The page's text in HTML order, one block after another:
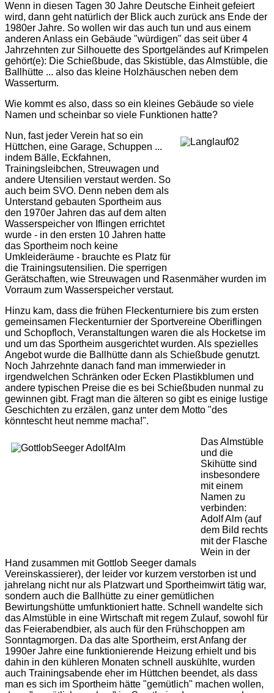
Wenn in diesen Tagen 30 Jahre Deutsche Einheit gefeiert
wird, dann geht natürlich der Blick auch zurück ans Ende der
1980er Jahre. So wollen wir das auch tun und aus einem
anderen Anlass ein Gebäude "würdigen" das seit über 4
Jahrzehnten zur Silhouette des Sportgeländes auf Krimpelen
gehört(e): Die Schießbude, das Skistüble, das Almstüble, die
Ballhütte ... also das kleine Holzhäuschen neben dem
Wasserturm.
Wie kommt es also, dass so ein kleines Gebäude so viele
Namen und scheinbar so viele Funktionen hatte?
Nun, fast jeder Verein hat so ein
Hüttchen, eine Garage, Schuppen ...
indem Bälle, Eckfahnen,
Trainingsleibchen, Streuwagen und
andere Utensilien verstaut werden. So
auch beim SVO. Denn neben dem als
Unterstand gebauten Sportheim aus
den 1970er Jahren das auf dem alten
Wasserspeicher von Iflingen errichtet
wurde - in den ersten 10 Jahren hatte
das Sportheim noch keine
Umkleideräume - brauchte es Platz für
die Trainingsutensilien. Die sperrigen
Gerätschaften, wie Streuwagen und Rasenmäher wurden im
Vorraum zum Wasserspeicher verstaut.
Hinzu kam, dass die frühen Fleckenturniere bis zum ersten
gemeinsamen Fleckenturnier der Sportvereine Oberiflingen
und Schopfloch, Veranstaltungen waren die als Hocketse im
und um das Sportheim ausgerichtet wurden. Als spezielles
Angebot wurde die Ballhütte dann als Schießbude genutzt.
Noch Jahrzehnte danach fand man immerwieder in
irgendwelchen Schränken oder Ecken Plastikblumen und
andere typischen Preise die es bei Schießbuden nunmal zu
gewinnen gibt. Fragt man die älteren so gibt es einige lustige
Geschichten zu erzälen, ganz unter dem Motto "des
könntescht heut nemme macha!".
Das Almstüble
und die
Skihütte sind
insbesondere
mit einem
Namen zu
verbinden:
Adolf Alm (auf
dem Bild rechts
mit der Flasche
Wein in der
Hand zusammen mit Gottlob Seeger damals
Vereinskassierer), der leider vor kurzem verstorben ist und
jahrelang nicht nur als Platzwart und Sportheimwirt tätig war,
sondern auch die Ballhütte zu einer gemütlichen
Bewirtungshütte umfunktioniert hatte. Schnell wandelte sich
das Almstüble in eine Wirtschaft mit regem Zulauf, sowohl für
das Feierabendbier, als auch für den Frühschoppen am
Sonntagmorgen. Da das alte Sportheim, erst Anfang der
1990er Jahre eine funktionierende Heizung erhielt und bis
dahin in den kühleren Monaten schnell auskühlte, wurden
auch Trainingsabende eher im Hüttchen beendet, als dass
man es sich im Sportheim hätte "gemütlich" machen wollen,